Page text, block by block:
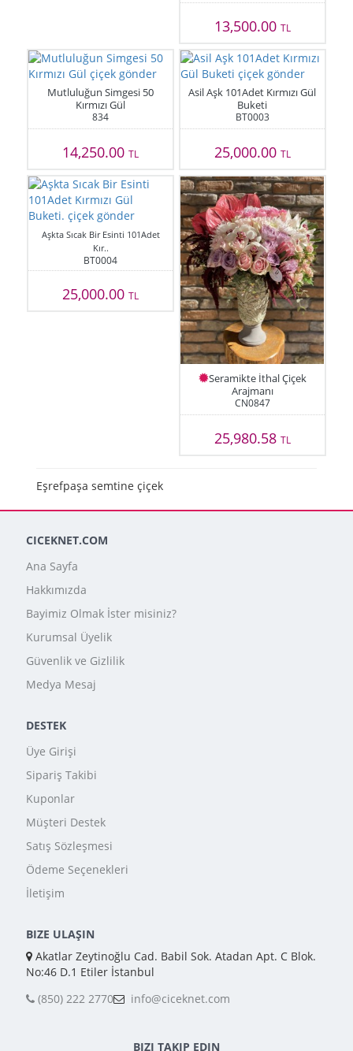
13,500.00 TL
Mutluluğun Simgesi 50
Kırmızı Gül
834
14,250.00TL
Asil Aşk 101Adet Kırmızı Gül
Buketi
BT0003
25,000.00 TL
Aşkta Sıcak Bir Esinti 101Adet
Kır..
BT0004
25,000.00TL
Seramikte İthal Çiçek
Arajmanı
CN0847
25,980.58 TL
Eşrefpaşa semtine çiçek
CICEKNET.COM
Ana Sayfa
Hakkımızda
Bayimiz Olmak İster misiniz?
Kurumsal Üyelik
Güvenlik ve Gizlilik
Medya Mesaj
DESTEK
Üye Girişi
Sipariş Takibi
Kuponlar
Müşteri Destek
Satış Sözleşmesi
Ödeme Seçenekleri
İletişim
BIZE ULAŞIN
Akatlar Zeytinoğlu Cad. Babil Sok. Atadan Apt. C Blok.
No:46 D.1 Etiler İstanbul
(850) 222 2770
info@ciceknet.com
BIZI TAKIP EDIN